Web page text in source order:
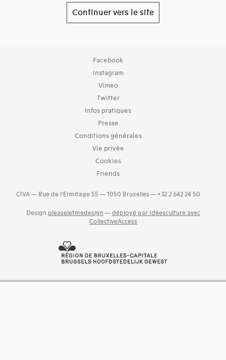
Continuer vers le site
Typologies documents
Dossiers documentaires (3523)
Photos (4521)
Etat des collections (2)
Croate (2)
Danois (34)
Grec (5)
and 18 more
Facebook
Instagram
Vimeo
Twitter
Infos pratiques
Presse
Conditions générales
Vie privée
Cookies
Friends
CIVA — Rue de l’Ermitage 55 — 1050 Bruxelles — +32 2 642 24 50
Design pleaseletmedesign — déployé par Idéesculture avec
CollectiveAccess